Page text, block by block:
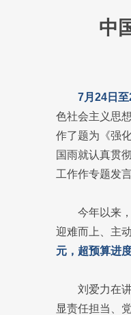
中
7月24日至
色社会主义思
作了题为《强
国雨就认真贯
工作作专题发
今年以来
迎难而上、主
元，超预算进
刘爱力在
显责任担当、